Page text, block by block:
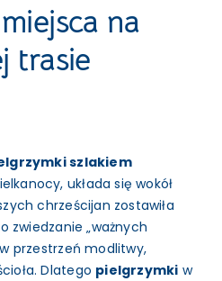
na
trasie
szlakiem
układa się wokół
chrześcijan zostawiła
zwiedzanie „ważnych
przestrzeń modlitwy,
Dlatego pielgrzymki w